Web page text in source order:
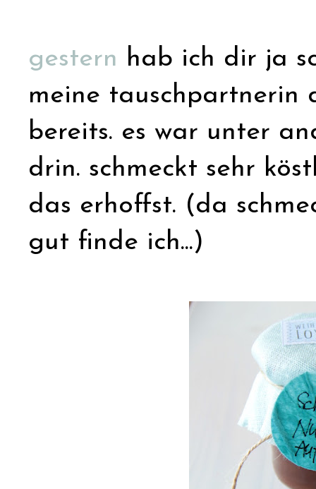
gestern hab ich dir ja
meine tauschpartnerin
bereits. es war unter
drin. schmeckt sehr
das erhoffst. (da
gut finde ich...)